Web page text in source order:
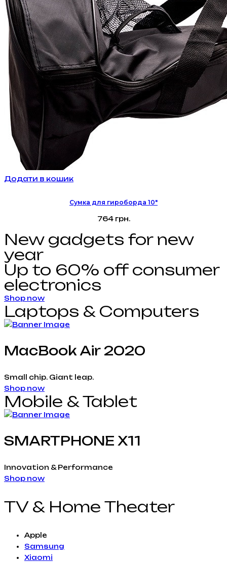
Додати в кошик
Сумка для гироборда 10″
764 грн.
New gadgets for new
year
Up to 60% off consumer
electronics
Shop now
Laptops & Computers
MacBook Air 2020
Small chip. Giant leap.
Shop now
Mobile & Tablet
SMARTPHONE X11
Innovation & Performance
Shop now
TV & Home Theater
Apple
Samsung
Xiaomi